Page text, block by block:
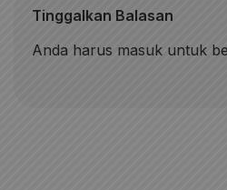
Tinggalkan Balasan
Anda harus masuk untuk